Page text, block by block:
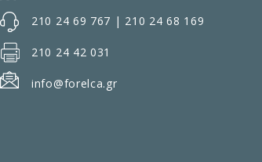
210 24 69 767 | 210 24 68 169
210 24 42 031
info@forelca.gr